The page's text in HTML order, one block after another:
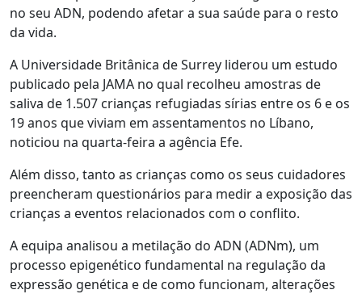
no seu ADN, podendo afetar a sua saúde para o resto
da vida.
A Universidade Britânica de Surrey liderou um estudo
publicado pela JAMA no qual recolheu amostras de
saliva de 1.507 crianças refugiadas sírias entre os 6 e os
19 anos que viviam em assentamentos no Líbano,
noticiou na quarta-feira a agência Efe.
Além disso, tanto as crianças como os seus cuidadores
preencheram questionários para medir a exposição das
crianças a eventos relacionados com o conflito.
A equipa analisou a metilação do ADN (ADNm), um
processo epigenético fundamental na regulação da
expressão genética e de como funcionam, alterações